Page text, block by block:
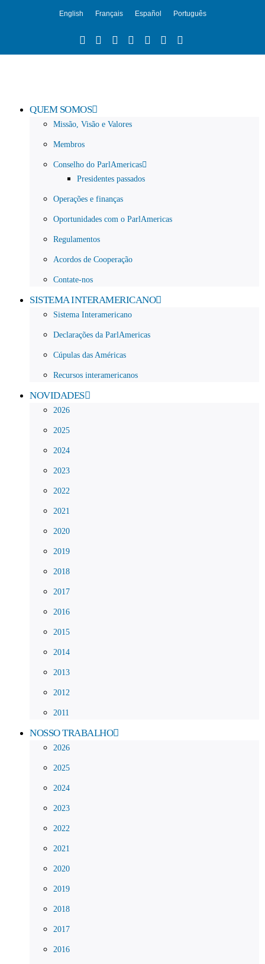
English Français Español Português
QUEM SOMOS
Missão, Visão e Valores
Membros
Conselho do ParlAmericas
Presidentes passados
Operações e finanças
Oportunidades com o ParlAmericas
Regulamentos
Acordos de Cooperação
Contate-nos
SISTEMA INTERAMERICANO
Sistema Interamericano
Declarações da ParlAmericas
Cúpulas das Américas
Recursos interamericanos
NOVIDADES
2026
2025
2024
2023
2022
2021
2020
2019
2018
2017
2016
2015
2014
2013
2012
2011
NOSSO TRABALHO
2026
2025
2024
2023
2022
2021
2020
2019
2018
2017
2016